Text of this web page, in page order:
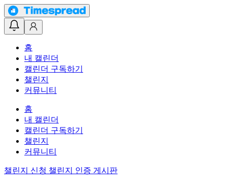
홈
내 캘린더
캘린더 구독하기
챌린지
커뮤니티
홈
내 캘린더
캘린더 구독하기
챌린지
커뮤니티
챌린지 신청 챌린지 인증 게시판